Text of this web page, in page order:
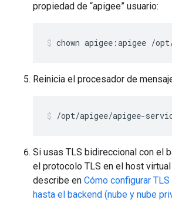
propiedad de “apigee” usuario:
chown apigee:apigee /
Reinicia el procesador de
/opt/apigee/apigee-
Si usas TLS bidireccional con el
el protocolo TLS en el host
describe en Cómo configurar
hasta el backend (nube y nube